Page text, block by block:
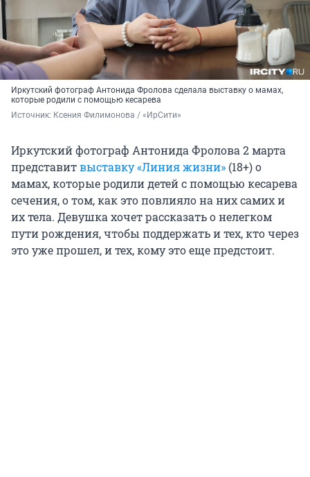
Иркутский фотограф Антонида Фролова сделала выставку о мамах,
которые родили с помощью кесарева
Источник: Ксения Филимонова / «ИрСити»
Иркутский фотограф Антонида Фролова 2 марта
представитвыставку «Линия жизни» (18+) о
мамах, которые родили детей с помощью кесарева
сечения, о том, как это повлияло на них самих и
их тела. Девушка хочет рассказать о нелегком
пути рождения, чтобы поддержать и тех, кто через
это уже прошел, и тех, кому это еще предстоит.